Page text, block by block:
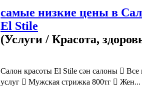
самые низкие цены в
El Stile
(Услуги / Красота,
Салон красоты El Stile сән салоны 
услуг  Мужская стрижка 800тг  Жен...